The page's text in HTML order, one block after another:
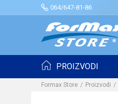
064/647-81-86
PROIZVODI
Formax Store Proizvodi